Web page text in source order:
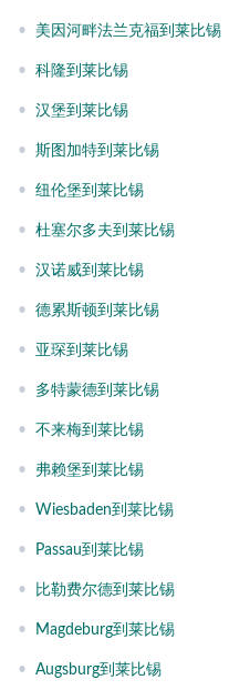
• 美因河畔法兰克福到莱比锡
• 科隆到莱比锡
• 汉堡到莱比锡
• 斯图加特到莱比锡
• 纽伦堡到莱比锡
• 杜塞尔多夫到莱比锡
• 汉诺威到莱比锡
• 德累斯顿到莱比锡
• 亚琛到莱比锡
• 多特蒙德到莱比锡
• 不来梅到莱比锡
• 弗赖堡到莱比锡
• Wiesbaden到莱比锡
• Passau到莱比锡
• 比勒费尔德到莱比锡
• Magdeburg到莱比锡
• Augsburg到莱比锡